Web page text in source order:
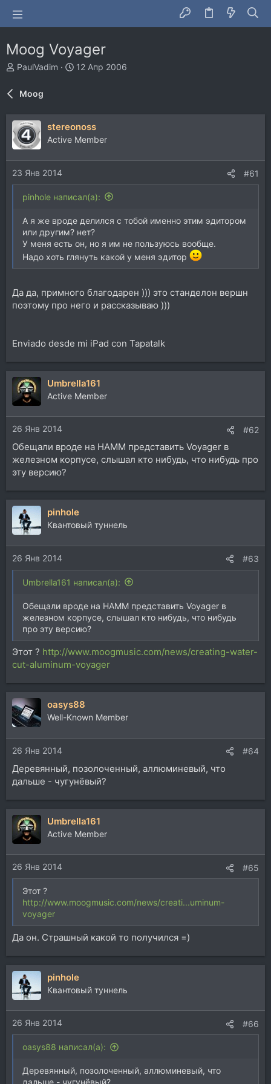
Moog Voyager
А
т
р
т
е
м
PaulVadim
Д
н
а
ч
12 Апр 2006
Moog
stereonoss
Active Member
23 Янв 2014 #61
pinhole написал(а):
А я же вроде делился с тобой именно этим эдитором
или другим? нет?
У меня есть он, но я им не пользуюсь вообще.
Надо хоть глянуть какой у меня эдитор
Да да, примного благодарен ))) это станделон вершн
поэтому про него и рассказываю )))
Enviado desde mi iPad con Tapatalk
Umbrella161
Active Member
26 Янв 2014 #62
Обещали вроде на НАММ представить Voyager в
железном корпусе, слышал кто нибудь, что нибудь про
эту версию?
pinhole
Квантовый туннель
26 Янв 2014 #63
Umbrella161 написал(а):
Обещали вроде на НАММ представить Voyager в
железном корпусе, слышал кто нибудь, что нибудь
про эту версию?
Этот ? http://www.moogmusic.com/news/creating-water-
cut-aluminum-voyager
oasys88
Well-Known Member
26 Янв 2014 #64
Деревянный, позолоченный, аллюминевый, что
дальше - чугунёвый?
Umbrella161
Active Member
26 Янв 2014 #65
Этот ?
http://www.moogmusic.com/news/creati...uminum-
voyager
Да он. Страшный какой то получился =)
pinhole
Квантовый туннель
26 Янв 2014 #66
oasys88 написал(а):
Деревянный, позолоченный, аллюминевый, что
дальше - чугунёвый?